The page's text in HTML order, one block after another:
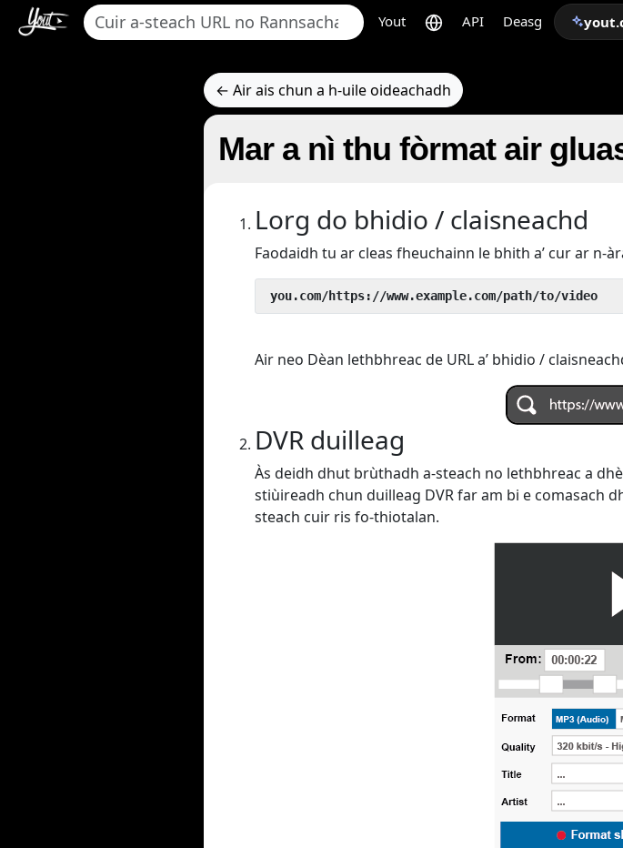
Yout API Deasg
← Air ais chun a h-uile oideachadh
Mar a nì thu fòrmat air
Lorg do bhidio / claisneachd
Faodaidh tu ar cleas fheuchainn le bhith a’ cur ar n-
you.com/https://www.example.com/path/to/video
Air neo Dèan lethbhreac de URL a’ bhidio /
DVR duilleag
Às deidh dhut brùthadh a-steach no lethbhreac a
stiùireadh chun duilleag DVR far am bi e comasach
steach cuir ris fo-thiotalan.